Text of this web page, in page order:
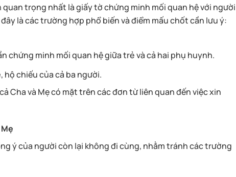
trọng nhất là giấy tờ chứng minh mối quan hệ với người
là các trường hợp phổ biến và điểm mấu chốt cần lưu ý:
chứng minh mối quan hệ giữa trẻ và cả hai phụ huynh.
hộ chiếu của cả ba người.
Cha và Mẹ có mặt trên các đơn từ liên quan đến việc xin
ý của người còn lại không đi cùng, nhằm tránh các trường